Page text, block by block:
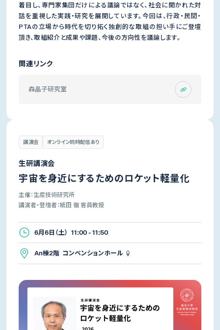
着目し、専門家集団だけによる議論ではなく、社会に開かれた対
話を重視した実践・研究を展開しています。今回は、行政・民間・
PTAの立場から時代を切り拓く独創的な取組の担い手にご登壇
頂き、取組紹介と成果や課題、今後の方向性を議論します。
関連リンク
森晶子研究室
講演会 オンライン同時配信あり
生研講演会
宇宙を身近にするためのロケット軽量化
主催：生産技術研究所
講演者・登壇者：紙田 徹 客員教授
6月6日（土） 11:00 - 11:50
An棟2階 コンベンションホール